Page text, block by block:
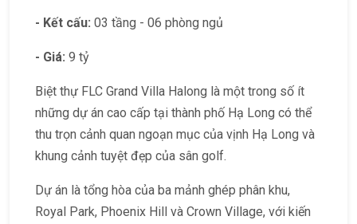
- Kết cấu: 03 tầng - 06 phòng ngủ
- Giá: 9 tỷ
Biệt thự FLC Grand Villa Halong là một trong số ít
những dự án cao cấp tại thành phố Hạ Long có thể
thu trọn cảnh quan ngoạn mục của vịnh Hạ Long và
khung cảnh tuyệt đẹp của sân golf.
Dự án là tổng hòa của ba mảnh ghép phân khu,
Royal Park, Phoenix Hill và Crown Village, với kiến